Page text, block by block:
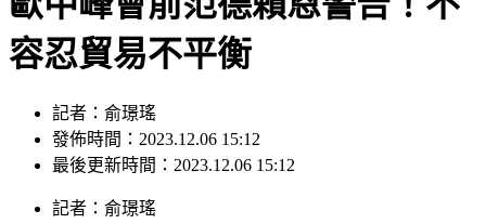
容忍貿易不平衡
發佈時間：2023.12.06 15:12
最後更新時間：2023.12.06 15:12
發佈時間：2023.12.06 15:12